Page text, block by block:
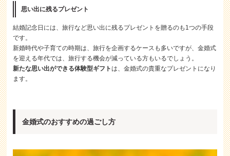
思い出に残るプレゼント
結婚記念日には、旅行など思い出に残るプレゼントを贈るのも1つの手段
です。
新婚時代や子育ての時期は、旅行を企画するケースも多いですが、金婚式
を迎える年代では、旅行する機会が減っている方もいるでしょう。
新たな思い出ができる体験型ギフトは、金婚式の貴重なプレゼントになり
ます。
金婚式のおすすめの過ごし方